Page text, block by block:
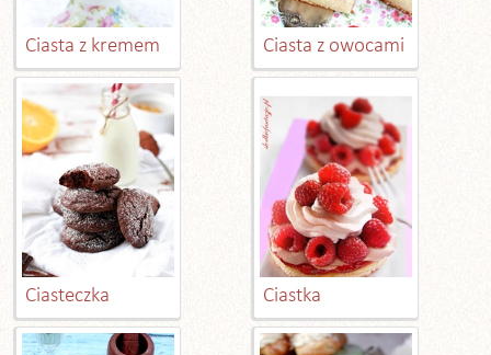
Ciasta z kremem Ciasta z owocami
Ciasteczka Ciastka